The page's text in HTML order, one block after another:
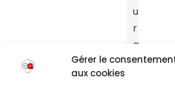
Gérer le
aux cookies
u
r
a
b